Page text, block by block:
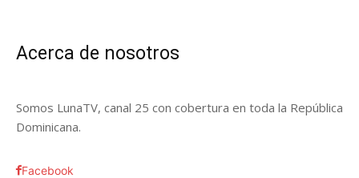
Acerca de nosotros
Somos LunaTV, canal 25 con cobertura en toda la República
Dominicana.
Facebook